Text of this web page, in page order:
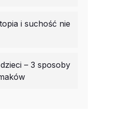
i suchość nie
– 3 sposoby